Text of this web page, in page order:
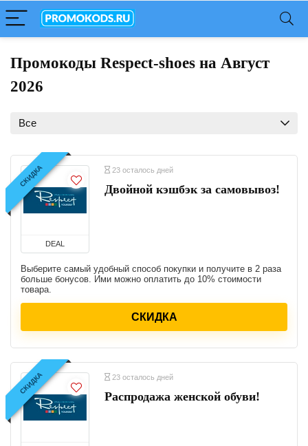
Промокоды Respect-shoes на Август
2026
Все
СКИДКА
DEAL
23 осталось дней
Двойной кэшбэк за самовывоз!
Выберите самый удобный способ покупки и получите в 2 раза
больше бонусов. Ими можно оплатить до 10% стоимости
товара.
СКИДКА
СКИДКА 23 осталось дней
Распродажа женской обуви!